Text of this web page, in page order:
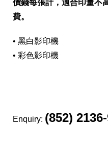
價錢每張計，適合印量不
費。
• 黑白影印機
• 彩色影印機
Enquiry: (852)